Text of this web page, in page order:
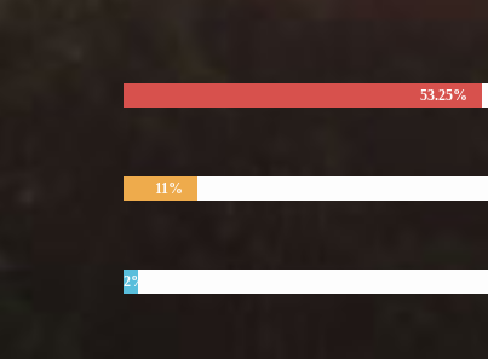
53.25%
11%
2%